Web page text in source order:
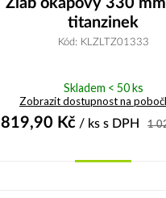
titanzinek
Kód: KLZLTZ01333
Skladem < 50 ks
Zobrazit dostupnost na
819,90 Kč / ks s DPH 1